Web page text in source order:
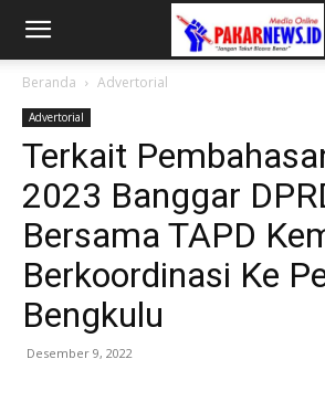
Beranda Advertorial
Advertorial
Terkait
2023 Banggar
Bersama TAPD
Berkoordinasi Ke
Bengkulu
Desember 9, 2022